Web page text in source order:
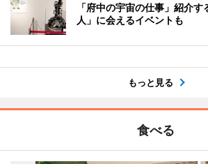
「府中の宇宙の仕事」紹介
人」に会えるイベントも
もっと見る
食べる